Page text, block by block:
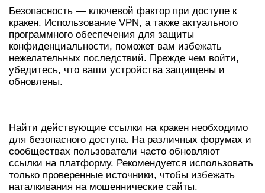
Безопасность — ключевой фактор при доступе к
кракен. Использование VPN, а также актуального
программного обеспечения для защиты
конфиденциальности, поможет вам избежать
нежелательных последствий. Прежде чем войти,
убедитесь, что ваши устройства защищены и
обновлены.
Найти действующие ссылки на кракен необходимо
для безопасного доступа. На различных форумах и
сообществах пользователи часто обновляют
ссылки на платформу. Рекомендуется использовать
только проверенные источники, чтобы избежать
наталкивания на мошеннические сайты.